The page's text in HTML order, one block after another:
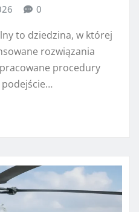
0
to dziedzina, w której
rozwiązania
procedury